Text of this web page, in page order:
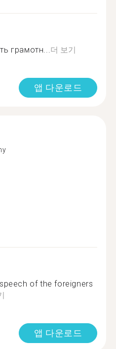
грамотн... 더 보기
앱 다운로드
of the foreigners
앱 다운로드